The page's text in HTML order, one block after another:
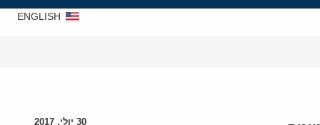
ENGLISH
30 יולי, 2017